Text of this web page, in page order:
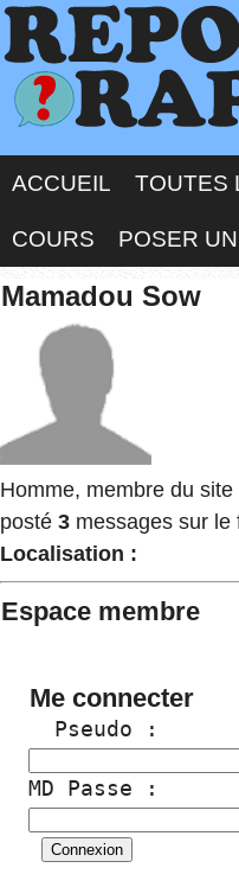
ACCUEIL TOUTES
COURS POSER
Mamadou Sow
Homme, membre du
posté 3 messages sur le
Localisation :
Espace membre
Me connecter
  Pseudo :
MD Passe :